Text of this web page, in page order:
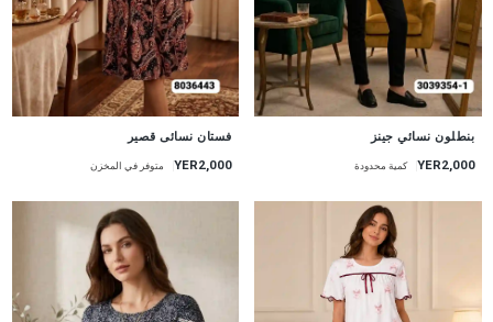
بنطلون نسائي جينز
YER2,000 كمية محدودة
فستان نسائى قصير
YER2,000 متوفر في المخزن